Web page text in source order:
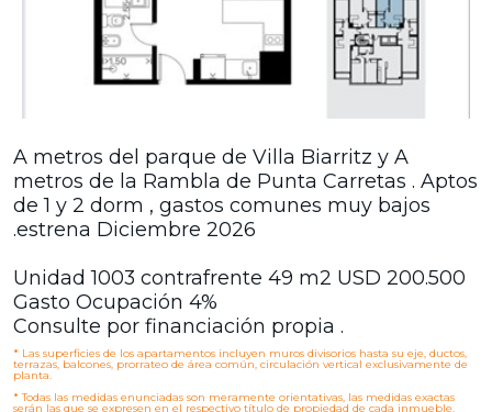
A metros del parque de Villa Biarritz y A
metros de la Rambla de Punta Carretas . Aptos
de 1 y 2 dorm , gastos comunes muy bajos
.estrena Diciembre 2026
Unidad 1003 contrafrente 49 m2 USD 200.500
Gasto Ocupación 4%
Consulte por financiación propia .
* Las superficies de los apartamentos incluyen muros divisorios hasta su eje, ductos,
terrazas, balcones, prorrateo de área común, circulación vertical exclusivamente de
planta.
*Todas las medidas enunciadas son meramente orientativas, las medidas exactas
serán las que se expresen en el respectivo título de propiedad de cada inmueble.